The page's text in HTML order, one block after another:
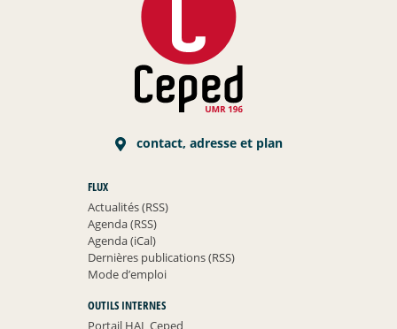
contact, adresse et plan
FLUX
Actualités (RSS)
Agenda (RSS)
Agenda (iCal)
Dernières publications (RSS)
Mode d’emploi
OUTILS INTERNES
Portail HAL Ceped